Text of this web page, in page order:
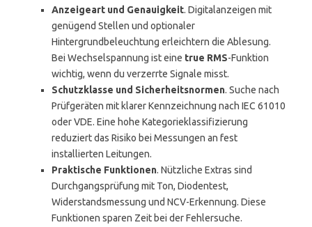
Anzeigeart und Genauigkeit. Digitalanzeigen mit
genügend Stellen und optionaler
Hintergrundbeleuchtung erleichtern die Ablesung.
Bei Wechselspannung ist eine true RMS-Funktion
wichtig, wenn du verzerrte Signale misst.
Schutzklasse und Sicherheitsnormen. Suche nach
Prüfgeräten mit klarer Kennzeichnung nach IEC 61010
oder VDE. Eine hohe Kategorieklassifizierung
reduziert das Risiko bei Messungen an fest
installierten Leitungen.
Praktische Funktionen. Nützliche Extras sind
Durchgangsprüfung mit Ton, Diodentest,
Widerstandsmessung und NCV-Erkennung. Diese
Funktionen sparen Zeit bei der Fehlersuche.